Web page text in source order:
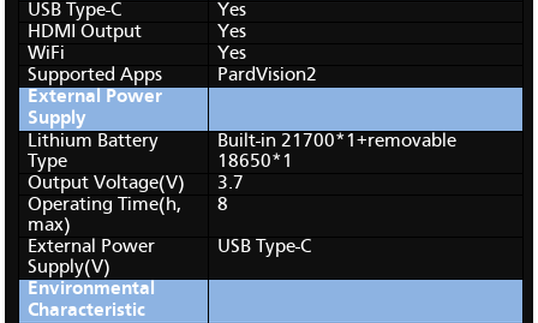
USB Type-C
Yes
HDMI Output
Yes
WiFi
Yes
Supported Apps
PardVision2
External Power
Supply
Lithium Battery
Type
Built-in 21700*1+removable
18650*1
Output Voltage(V)
3.7
Operating Time(h,
max)
8
External Power
Supply(V)
USB Type-C
Environmental
Characteristic